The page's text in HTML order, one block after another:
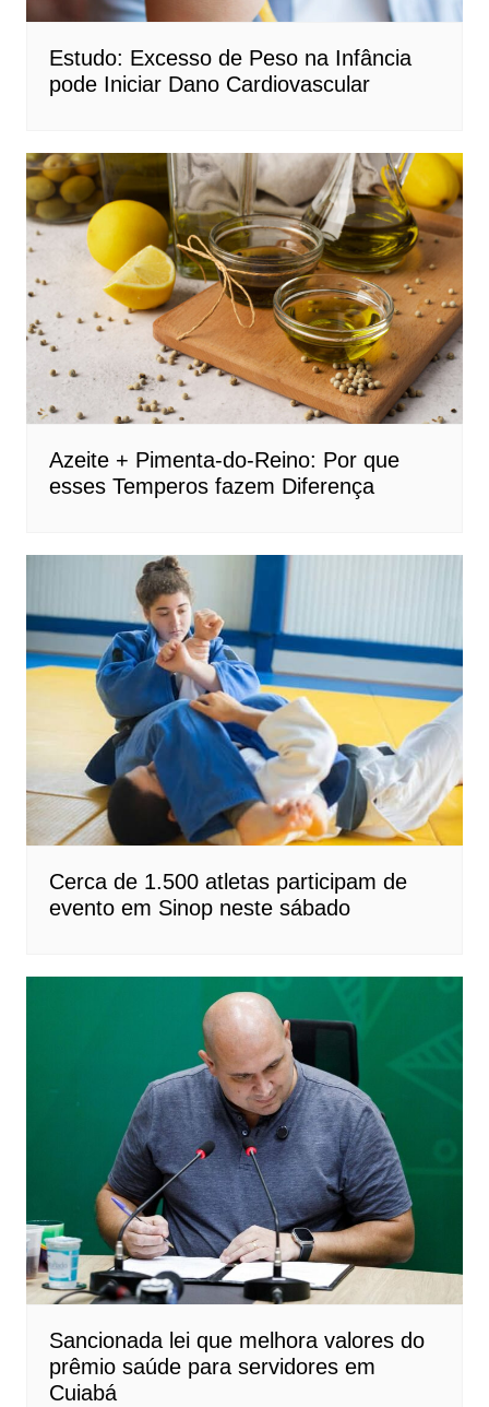
Estudo: Excesso de Peso na Infância
pode Iniciar Dano Cardiovascular
Azeite + Pimenta-do-Reino: Por que
esses Temperos fazem Diferença
Cerca de 1.500 atletas participam de
evento em Sinop neste sábado
Sancionada lei que melhora valores do
prêmio saúde para servidores em
Cuiabá